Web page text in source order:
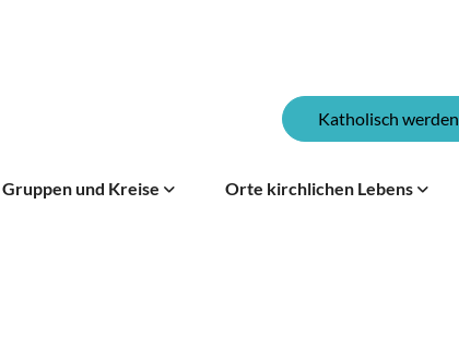
Katholisch werden
Gruppen und Kreise Orte kirchlichen Lebens